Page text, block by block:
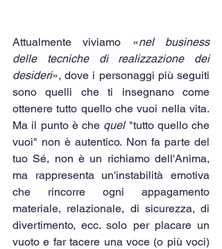
Attualmente viviamo «nel business
delle tecniche di realizzazione dei
desideri», dove i personaggi più seguiti
sono quelli che ti insegnano come
ottenere tutto quello che vuoi nella vita.
Ma il punto è che quel "tutto quello che
vuoi" non è autentico. Non fa parte del
tuo Sé, non è un richiamo dell'Anima,
ma rappresenta un'instabilità emotiva
che rincorre ogni appagamento
materiale, relazionale, di sicurezza, di
divertimento, ecc. solo per placare un
vuoto e far tacere una voce (o più voci)